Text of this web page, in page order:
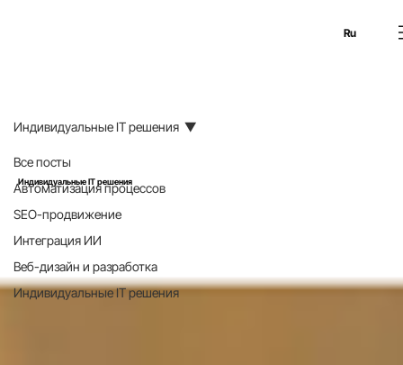
Ru
Все посты
Автоматизация процессов
SEO-продвижение
Интеграция ИИ
Веб-дизайн и разработка
Индивидуальные IT решения
Индивидуальные IT решения
Индивидуальные IT решения